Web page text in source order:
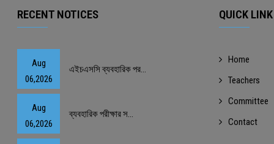
RECENT NOTICES
Aug
06,2026
এইচএসসি ব্যবহারিক পর...
Aug
06,2026
ব্যবহারিক পরীক্ষার স...
QUICK LINK
Home
Teachers
Committee
Contact